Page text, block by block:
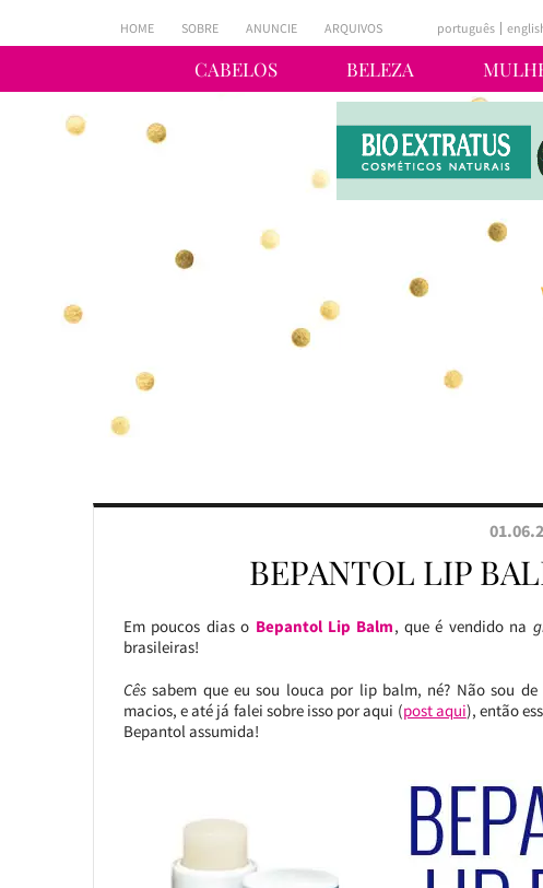
CABELOS BELEZA
HOME SOBRE ANUNCIE ARQUIVOS português
BEPANTOL LIP
Em poucos dias o Bepantol Lip Balm, que é vendido na
brasileiras!
Cêssabem que eu sou louca por lip balm, né? Não sou
macios, e até já falei sobre isso por aqui (post aqui), então
Bepantol assumida!